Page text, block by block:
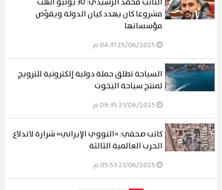
مشروعا كان يهدد كيان الدولة ويقوّض
مؤسساتها
السياحة تطلق حملة دولية إلكترونية للترويج
لمنتج سياحة اليخوت
كاتب صحفي: «النووي الإيراني» شرارة لاندلاع
الحرب العالمية الثالثة